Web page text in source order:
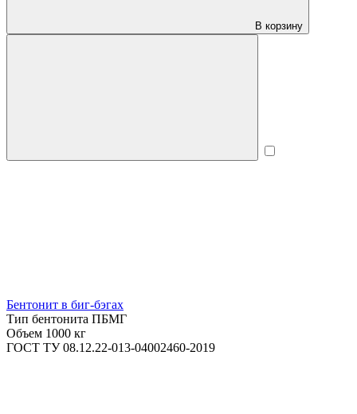
В корзину
Бентонит в биг-бэгах
Тип бентонита ПБМГ
Объем 1000 кг
ГОСТ ТУ 08.12.22-013-04002460-2019